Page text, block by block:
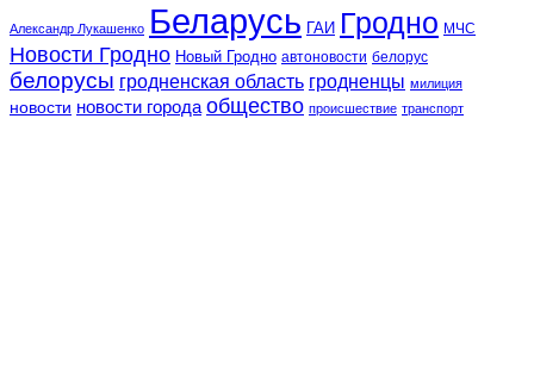
Александр Лукашенко Беларусь ГАИ Гродно МЧС
Новости Гродно Новый Гродно автоновости белорус
белорусы гродненская область гродненцы милиция
новости новости города общество происшествие транспорт